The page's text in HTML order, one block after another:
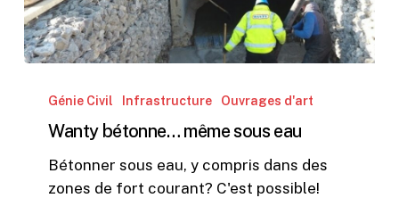
bétonne…
même
Génie Civil Infrastructure Ouvrages d'art
Wanty bétonne… même sous eau
Bétonner sous eau, y compris dans des
zones de fort courant? C'est possible!